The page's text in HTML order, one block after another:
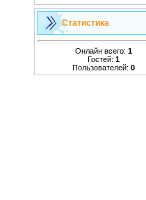
Статистика
Онлайн всего: 1
Гостей: 1
Пользователей: 0